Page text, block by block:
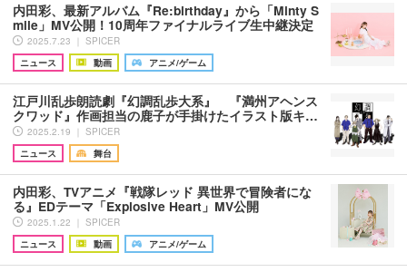
内田彩、最新アルバム『Re:birthday』から「Minty S
mile」MV公開！10周年ファイナルライブ生中継決定
2025.7.23 ｜ SPICER
ニュース
動画 アニメ/ゲーム
江戸川乱歩朗読劇『幻調乱歩大系』 『満州アヘンス
クワッド』作画担当の鹿子が手掛けたイラスト版キ…
2025.2.19 ｜ SPICER
ニュース
舞台
内田彩、TVアニメ『戦隊レッド 異世界で冒険者にな
る』EDテーマ「Explosive Heart」MV公開
2025.1.22 ｜ SPICER
ニュース
動画 アニメ/ゲーム